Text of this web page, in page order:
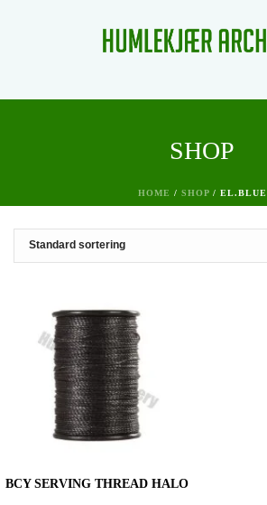
SHOP
HOME / SHOP/ EL.BLUE
BCY SERVING THREAD HALO